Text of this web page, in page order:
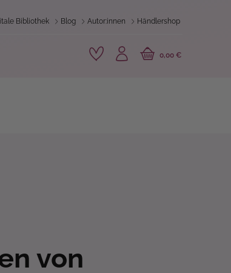
Bibliothek Blog Autor:innen Händlershop
0,00 €
von